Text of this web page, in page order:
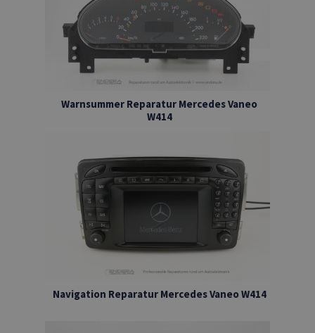
Warnsummer Reparatur Mercedes Vaneo
W414
Navigation Reparatur Mercedes Vaneo W414